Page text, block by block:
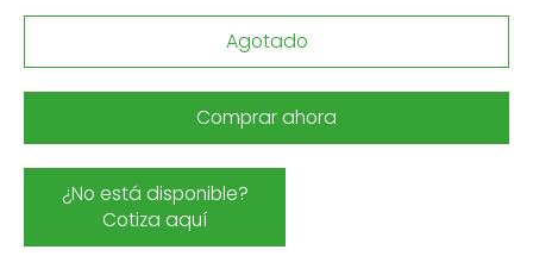
Agotado
Comprar ahora
¿No está disponible?
Cotiza aquí